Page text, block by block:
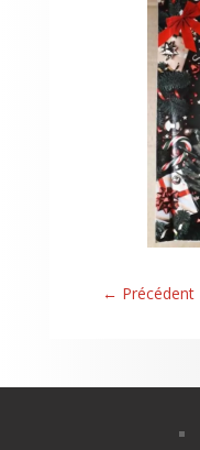
← Précédent